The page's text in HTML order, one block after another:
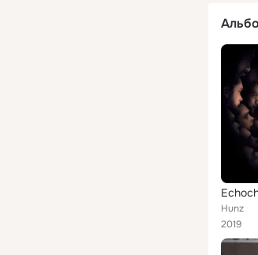
Hunz
2019